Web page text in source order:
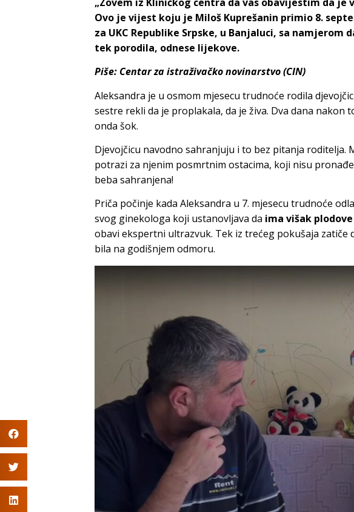
Ovo je vijest koju je Miloš Kuprešanin primio 8.
za UKC Republike Srpske, u Banjaluci, sa namjerom
tek porodila, odnese lijekove.
Piše: Centar za istraživačko novinarstvo (CIN)
Aleksandra je u osmom mjesecu trudnoće rodila
sestre rekli da je proplakala, da je živa. Dva dana nakon
onda šok.
Djevojčicu navodno sahranjuju i to bez pitanja roditelja.
potrazi za njenim posmrtnim ostacima, koji nisu
beba sahranjena!
Priča počinje kada Aleksandra u 7. mjesecu trudnoće
svog ginekologa koji ustanovljava da ima višak
obavi ekspertni ultrazvuk. Tek iz trećeg pokušaja zatiče
bila na godišnjem odmoru.